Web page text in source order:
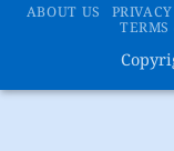
ABOUT US